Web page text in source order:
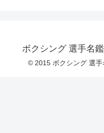
ボクシング 選手名
© 2015 ボクシング 選